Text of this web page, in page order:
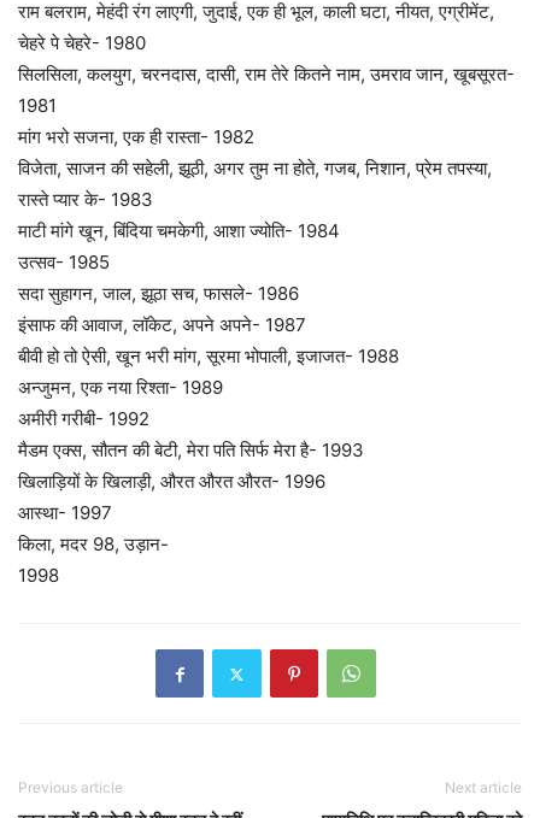
राम बलराम, मेहंदी रंग लाएगी, जुदाई, एक ही भूल, काली घटा, नीयत, एग्रीमेंट,
चेहरे पे चेहरे- 1980
सिलसिला, कलयुग, चरनदास, दासी, राम तेरे कितने नाम, उमराव जान, खूबसूरत-
1981
मांग भरो सजना, एक ही रास्ता- 1982
विजेता, साजन की सहेली, झूठी, अगर तुम ना होते, गजब, निशान, प्रेम तपस्या,
रास्ते प्यार के- 1983
माटी मांगे खून, बिंदिया चमकेगी, आशा ज्योति- 1984
उत्सव- 1985
सदा सुहागन, जाल, झूठा सच, फासले- 1986
इंसाफ की आवाज, लॉकेट, अपने अपने- 1987
बीवी हो तो ऐसी, खून भरी मांग, सूरमा भोपाली, इजाजत- 1988
अन्जुमन, एक नया रिश्ता- 1989
अमीरी गरीबी- 1992
मैडम एक्स, सौतन की बेटी, मेरा पति सिर्फ मेरा है- 1993
खिलाड़ियों के खिलाड़ी, औरत औरत औरत- 1996
आस्था- 1997
किला, मदर 98, उड़ान-
1998
Previous article Next article